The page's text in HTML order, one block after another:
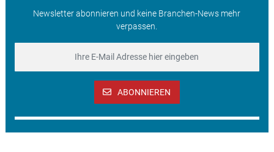
Newsletter abonnieren und keine Branchen-News mehr
verpassen.
ABONNIEREN